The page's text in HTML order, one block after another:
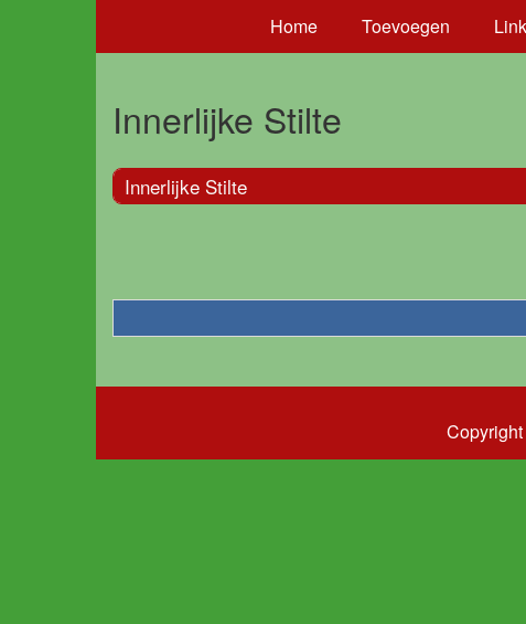
Home Toevoegen
Innerlijke Stilte
Innerlijke Stilte